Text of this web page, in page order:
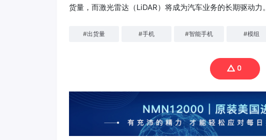
货量，而激光雷达（LiDAR）将成为汽车业务的长期驱动力。
#出货量 #手机 #智能手机 #模组
0